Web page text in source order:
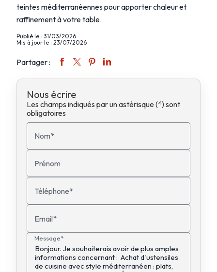
teintes méditerranéennes pour apporter chaleur et
raffinement à votre table.
Publié le : 31/03/2026
Mis à jour le : 23/07/2026
Partager :
Nous écrire
Les champs indiqués par un astérisque (*) sont
obligatoires
Nom*
Prénom
Téléphone*
Email*
Message*